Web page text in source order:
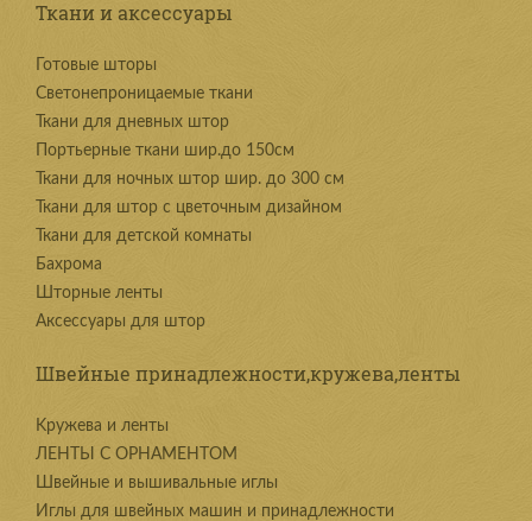
Ткани и аксессуары
Готовые шторы
Светонепроницаемые ткани
Ткани для дневных штор
Портьерные ткани шир.до 150см
Ткани для ночных штор шир. до 300 см
Ткани для штор с цветочным дизайном
Ткани для детской комнаты
Бахрома
Шторные ленты
Аксессуары для штор
Швейные принадлежности,кружева,ленты
Kружева и ленты
ЛЕНТЫ С ОРНАМЕНТОМ
Швейные и вышивальные иглы
Иглы для швейных машин и принадлежности